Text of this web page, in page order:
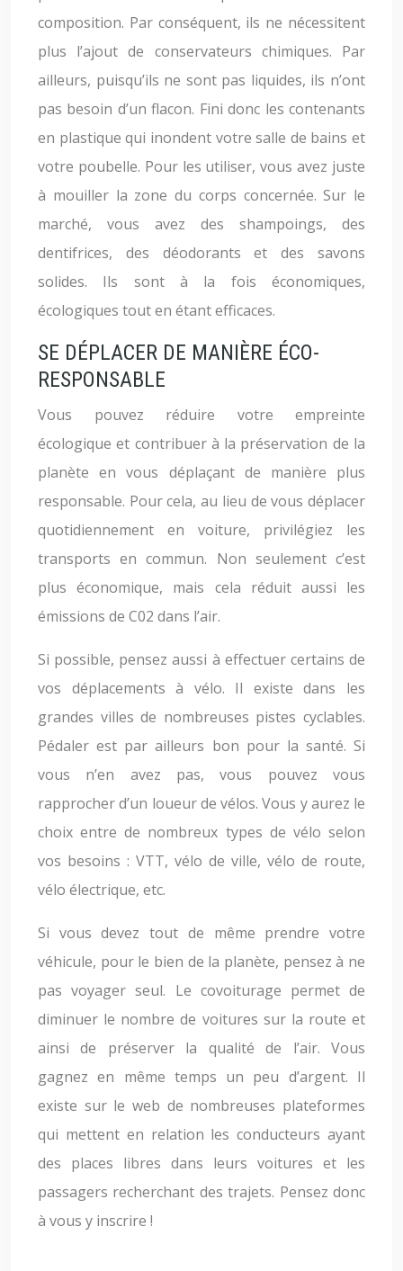
composition. Par conséquent, ils ne nécessitent
plus l’ajout de conservateurs chimiques. Par
ailleurs, puisqu’ils ne sont pas liquides, ils n’ont
pas besoin d’un flacon. Fini donc les contenants
en plastique qui inondent votre salle de bains et
votre poubelle. Pour les utiliser, vous avez juste
à mouiller la zone du corps concernée. Sur le
marché, vous avez des shampoings, des
dentifrices, des déodorants et des savons
solides. Ils sont à la fois économiques,
écologiques tout en étant efficaces.
SE DÉPLACER DE MANIÈRE ÉCO-
RESPONSABLE
Vous pouvez réduire votre empreinte
écologique et contribuer à la préservation de la
planète en vous déplaçant de manière plus
responsable. Pour cela, au lieu de vous déplacer
quotidiennement en voiture, privilégiez les
transports en commun. Non seulement c’est
plus économique, mais cela réduit aussi les
émissions de C02 dans l’air.
Si possible, pensez aussi à effectuer certains de
vos déplacements à vélo. Il existe dans les
grandes villes de nombreuses pistes cyclables.
Pédaler est par ailleurs bon pour la santé. Si
vous n’en avez pas, vous pouvez vous
rapprocher d’un loueur de vélos. Vous y aurez le
choix entre de nombreux types de vélo selon
vos besoins : VTT, vélo de ville, vélo de route,
vélo électrique, etc.
Si vous devez tout de même prendre votre
véhicule, pour le bien de la planète, pensez à ne
pas voyager seul. Le covoiturage permet de
diminuer le nombre de voitures sur la route et
ainsi de préserver la qualité de l’air. Vous
gagnez en même temps un peu d’argent. Il
existe sur le web de nombreuses plateformes
qui mettent en relation les conducteurs ayant
des places libres dans leurs voitures et les
passagers recherchant des trajets. Pensez donc
à vous y inscrire !